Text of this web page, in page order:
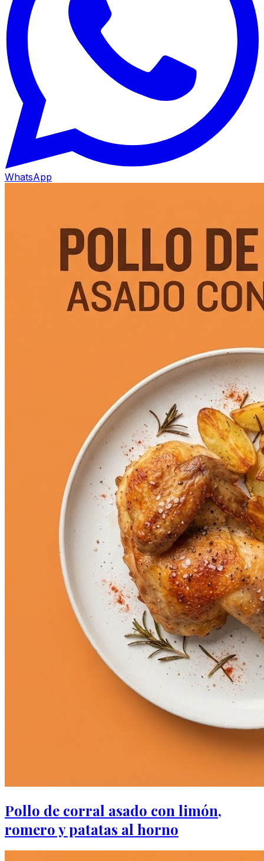
WhatsApp
Pollo de corral asado con limón,
romero y patatas al horno